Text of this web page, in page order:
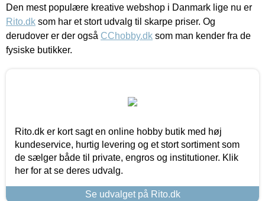
Den mest populære kreative webshop i Danmark lige nu er
Rito.dk som har et stort udvalg til skarpe priser. Og
derudover er der også CChobby.dk som man kender fra de
fysiske butikker.
Rito.dk er kort sagt en online hobby butik med høj
kundeservice, hurtig levering og et stort sortiment som
de sælger både til private, engros og institutioner. Klik
her for at se deres udvalg.
Se udvalget på Rito.dk